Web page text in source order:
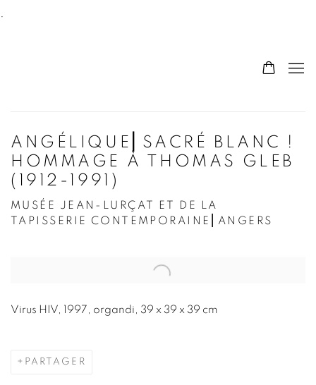
.
ANGÉLIQUE⎜SACRÉ BLANC !
HOMMAGE À THOMAS GLEB
(1912-1991)
MUSÉE JEAN-LURÇAT ET DE LA
TAPISSERIE CONTEMPORAINE⎜ANGERS
Open a larger version of the following image in a
Virus HIV, 1997, organdi, 39 x 39 x 39 cm
PARTAGER